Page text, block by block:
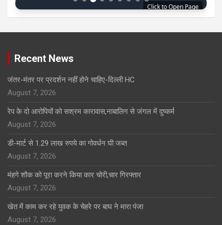
Click to Open Page
Recent News
जंतर-मंतर पर प्रदर्शन नहीं होने चाहिए-दिल्ली HC
August 7, 2026
रेप के दो आरोपियों को सश्रम कारावास,नाबालिग से जंगल में दुष्कर्म
August 7, 2026
डी-मार्ट से 1.29 लाख रुपये का गोवर्धन घी जब्त
August 7, 2026
मंहगे शौक को पूरा करने किया कार चोरी,चार गिरफ्तार
August 7, 2026
खेत में काम कर रहे युवक के चेहरे पर बाघ ने मारा पंजा
August 7, 2026